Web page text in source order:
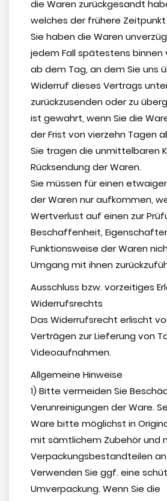
die Waren zurückgesandt
welches der frühere Zeitpunkt
Sie haben die Waren
jedem Fall spätestens binnen
ab dem Tag, an dem Sie uns
Widerruf dieses Vertrags
zurückzusenden oder zu
ist gewahrt, wenn Sie die
der Frist von vierzehn Tagen
Sie tragen die unmittelbaren
Rücksendung der Waren.
Sie müssen für einen
der Waren nur aufkommen,
Wertverlust auf einen zur
Beschaffenheit,
Funktionsweise der Waren
Umgang mit ihnen
Ausschluss bzw. vorzeitiges
Widerrufsrechts
Das Widerrufsrecht erlischt
Verträgen zur Lieferung von
Videoaufnahmen.
Allgemeine Hinweise
1) Bitte vermeiden Sie
Verunreinigungen der Ware.
Ware bitte möglichst in
mit sämtlichem Zubehör und
Verpackungsbestandteilen an
Verwenden Sie ggf. eine
Umverpackung. Wenn Sie die